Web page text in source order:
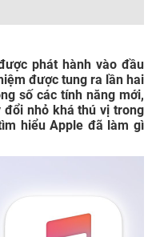
phát hành vào đầu
được tung ra lần hai
số các tính năng mới,
nhỏ khá thú vị trong
hiểu Apple đã làm gì